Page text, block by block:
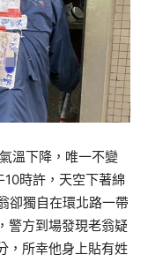
溫下降，唯一不變
時許，天空下著綿
卻獨自在環北路一帶
警方到場發現老翁疑
，所幸他身上貼有姓